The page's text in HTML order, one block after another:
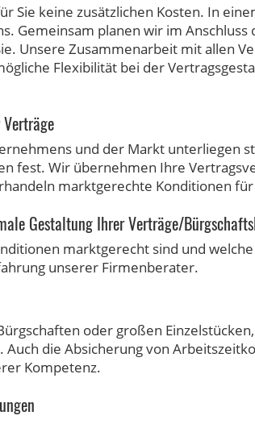
Sie keine zusätzlichen Kosten. In
Gemeinsam planen wir im
Unsere Zusammenarbeit mit allen
Flexibilität bei der
und der Markt unterliegen
fest. Wir übernehmen Ihre
marktgerechte Konditionen für
Gestaltung Ihrer Verträge/
marktgerecht sind und
unserer Firmenberater.
oder großen
die Absicherung von
Kompetenz.